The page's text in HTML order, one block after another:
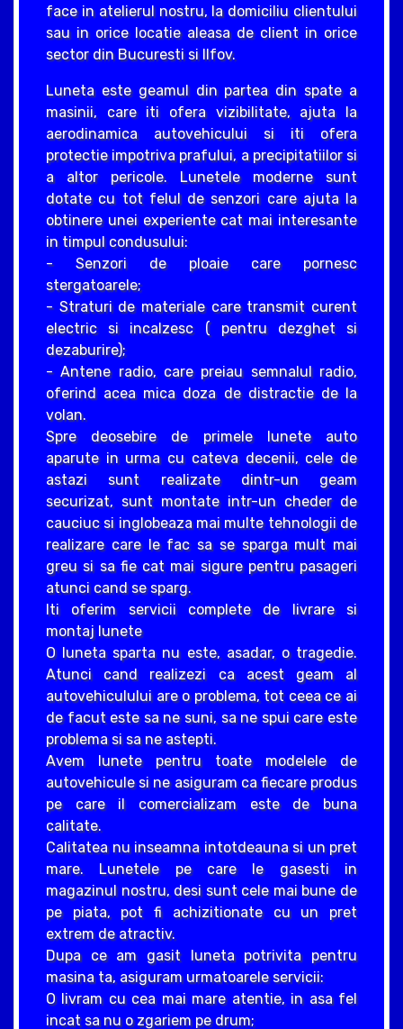
face in atelierul nostru, la domiciliu clientului
sau in orice locatie aleasa de client in orice
sector din Bucuresti si Ilfov.
Luneta este geamul din partea din spate a
masinii, care iti ofera vizibilitate, ajuta la
aerodinamica autovehicului si iti ofera
protectie impotriva prafului, a precipitatiilor si
a altor pericole. Lunetele moderne sunt
dotate cu tot felul de senzori care ajuta la
obtinere unei experiente cat mai interesante
in timpul condusului:
- Senzori de ploaie care pornesc
stergatoarele;
- Straturi de materiale care transmit curent
electric si incalzesc ( pentru dezghet si
dezaburire);
- Antene radio, care preiau semnalul radio,
oferind acea mica doza de distractie de la
volan.
Spre deosebire de primele lunete auto
aparute in urma cu cateva decenii, cele de
astazi sunt realizate dintr-un geam
securizat, sunt montate intr-un cheder de
cauciuc si inglobeaza mai multe tehnologii de
realizare care le fac sa se sparga mult mai
greu si sa fie cat mai sigure pentru pasageri
atunci cand se sparg.
Iti oferim servicii complete de livrare si
montaj lunete
O luneta sparta nu este, asadar, o tragedie.
Atunci cand realizezi ca acest geam al
autovehiculului are o problema, tot ceea ce ai
de facut este sa ne suni, sa ne spui care este
problema si sa ne astepti.
Avem lunete pentru toate modelele de
autovehicule si ne asiguram ca fiecare produs
pe care il comercializam este de buna
calitate.
Calitatea nu inseamna intotdeauna si un pret
mare. Lunetele pe care le gasesti in
magazinul nostru, desi sunt cele mai bune de
pe piata, pot fi achizitionate cu un pret
extrem de atractiv.
Dupa ce am gasit luneta potrivita pentru
masina ta, asiguram urmatoarele servicii:
O livram cu cea mai mare atentie, in asa fel
incat sa nu o zgariem pe drum;